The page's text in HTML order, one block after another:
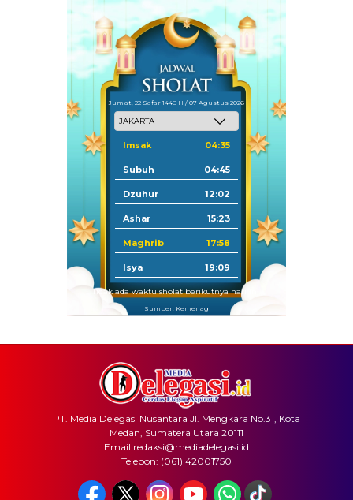
Jum'at, 22 Safar 1448 H / 07 Agustus 2026
Imsak 04:35
Subuh 04:45
Dzuhur 12:02
Ashar 15:23
Maghrib 17:58
Isya 19:09
Tidak ada waktu sholat berikutnya hari ini.
Sumber: Kemenag
PT. Media Delegasi Nusantara Jl. Mengkara No.31, Kota
Medan, Sumatera Utara 20111
Email redaksi@mediadelegasi.id
Telepon: (061) 42001750